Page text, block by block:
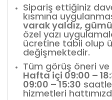
Sipariş ettiğiniz
kısmına
varak yaldız,
özel yazı
ücretine tabii olup
değişmektedir.
Tüm görüş öneri
Hafta içi 09:00 –
09:00 – 15:30
hizmetleri